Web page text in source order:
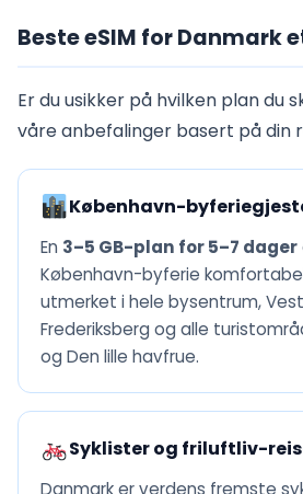
Beste eSIM for Danmark
Er du usikker på hvilken plan du
våre anbefalinger basert på din
København-
En 3–5 GB-plan for 5–7 dager
København-byferie
utmerket i hele bysentrum,
Frederiksberg og alle
og Den lille havfrue.
Syklister og friluftliv-
Danmark er verdens fremste